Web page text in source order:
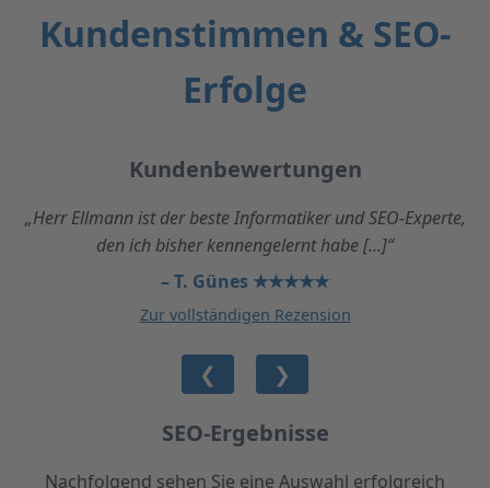
Kundenstimmen & SEO-
Erfolge
Kundenbewertungen
„Herr Ellmann ist der beste Informatiker und SEO-Experte,
den ich bisher kennengelernt habe [...]“
– T. Günes ★★★★★
Zur vollständigen Rezension
❮ ❯
SEO-Ergebnisse
Nachfolgend sehen Sie eine Auswahl erfolgreich